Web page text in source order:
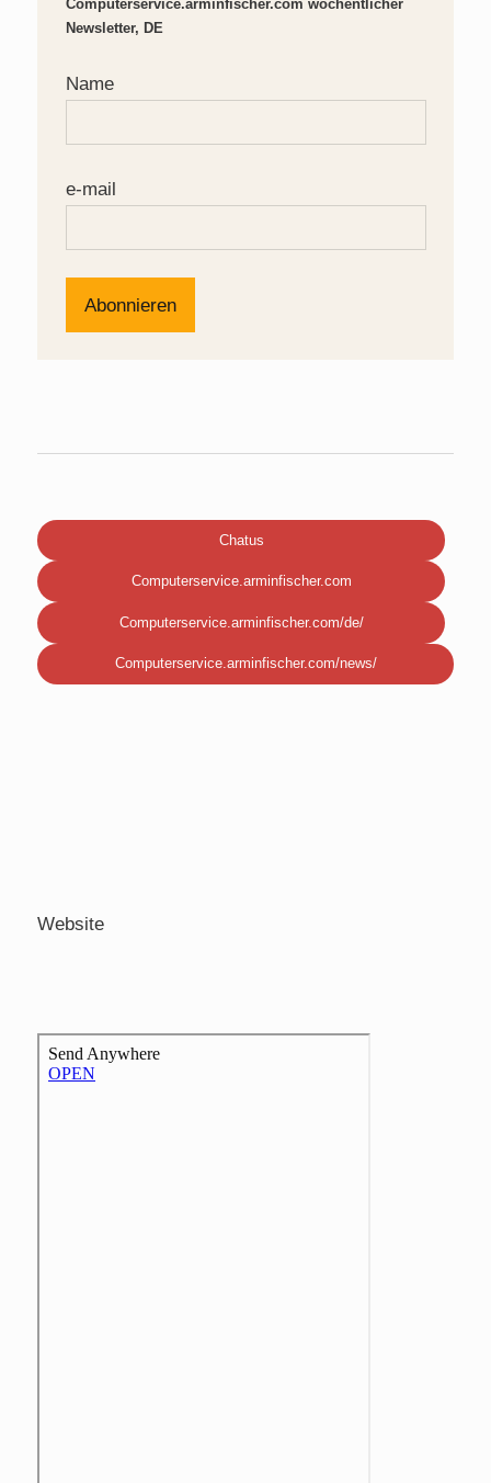
Computerservice.arminfischer.com wöchentlicher
Newsletter, DE
Name
e-mail
Chatus
Computerservice.arminfischer.com
Computerservice.arminfischer.com/de/
Computerservice.arminfischer.com/news/
Website